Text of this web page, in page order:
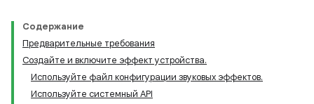
Содержание
Предварительные требования
Создайте и включите эффект устройства.
Используйте файл конфигурации звуковых эффектов.
Используйте системный API